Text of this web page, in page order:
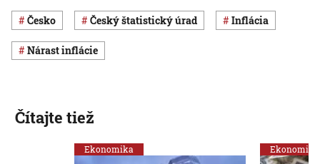
Česko Český štatistický úrad inflácia
nárast inflácie
Čítajte tiež
Ekonomika Ekonomika